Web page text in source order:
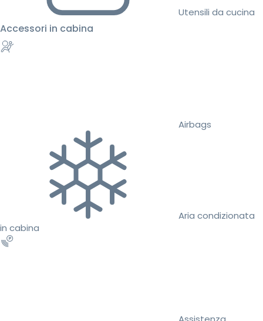
Utensili da cucina
Accessori in cabina
Airbags
Aria condizionata
in cabina